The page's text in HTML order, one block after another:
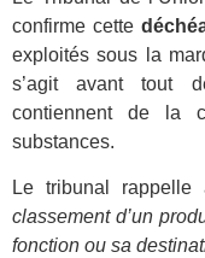
confirme cette
exploités sous la
s’agit avant tout
contiennent de la
substances.
Le tribunal
classement d’un
fonction ou sa